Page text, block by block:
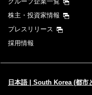
株主・投資家情報
プレスリリース
採用情報
日本語 | South Korea (都市